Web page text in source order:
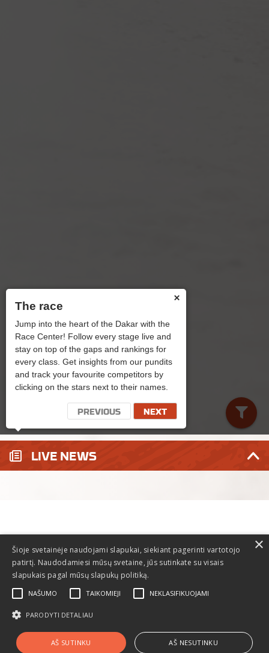
© 2026 Dakaras.
Šioje svetainėje naudojami slapukai, siekiant pagerinti vartotojo
patirtį. Naudodamiesi mūsų svetaine, jūs sutinkate su visais
slapukais pagal mūsų slapukų politiką.
NAŠUMO TAIKOMIEJI NEKLASIFIKUOJAMI
PARODYTI DETALIAU
AŠ SUTINKU AŠ NESUTINKU
×